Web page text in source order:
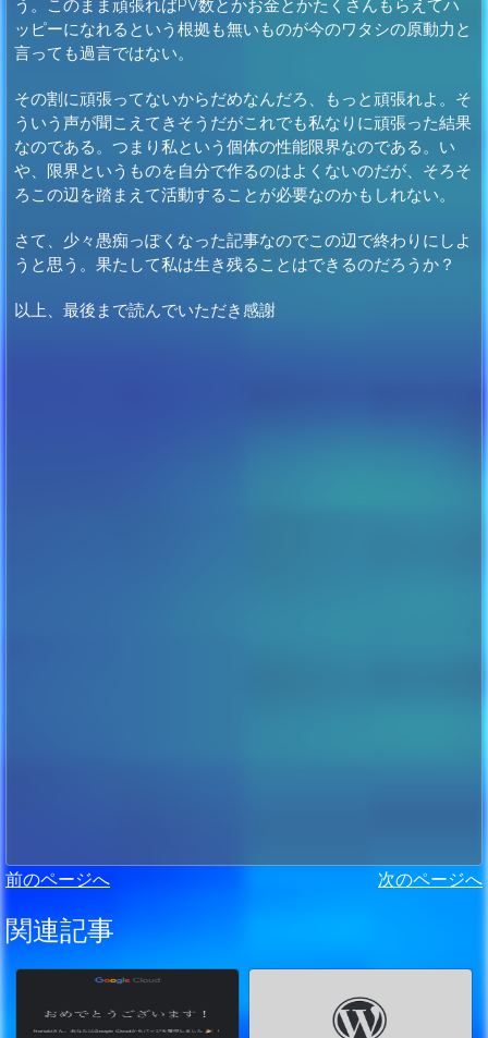
う。このまま頑張ればPV数とかお金とかたくさんもらえてハ
ッピーになれるという根拠も無いものが今のワタシの原動力と
言っても過言ではない。
その割に頑張ってないからだめなんだろ、もっと頑張れよ。そ
ういう声が聞こえてきそうだがこれでも私なりに頑張った結果
なのである。つまり私という個体の性能限界なのである。い
や、限界というものを自分で作るのはよくないのだが、そろそ
ろこの辺を踏まえて活動することが必要なのかもしれない。
さて、少々愚痴っぽくなった記事なのでこの辺で終わりにしよ
うと思う。果たして私は生き残ることはできるのだろうか？
以上、最後まで読んでいただき感謝
前のページへ 次のページへ
関連記事